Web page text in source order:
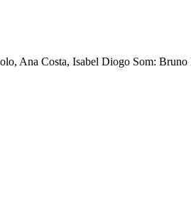
Ana Costa, Isabel Diogo Som: Bruno